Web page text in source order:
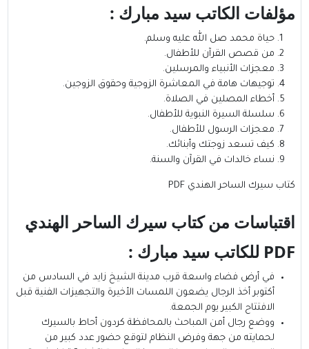
مؤلفات الكاتب سيد مبارك :
حياة محمد صل الله عليه وسلم.
من قصص القرآن للأطفال.
معجزات الأنبياء والمرسلين.
توجيهات هامة في المعاشرة الزوجية وحقوق الزوجين.
أخطاء المصلين في الصلاة.
سلسلة السيرة النبوية للأطفال.
معجزات الرسول للأطفال.
كيف تسعد زوجتك وأبنائك.
نساء خالدات في القرآن والسنة.
كتاب سيرك الساحر الهندي PDF
اقتباسات من كتاب سيرك الساحر الهندي
PDF للكاتب سيد مبارك :
في أرض فضاء واسعة قرب مدينة الشيخ زايد في السادس من
أكتوبر أخذ الرجال يضعون اللمسات الأخيرة والتجهيزات الفنية قبل
الافتتاح الكبير يوم الجمعة.
ووضع رجال أمن المباحث بالمحافظة كردون أحاط بالسيرك
لحمايته من جهة وفرض النظام لتوقع حضور عدد كبير من